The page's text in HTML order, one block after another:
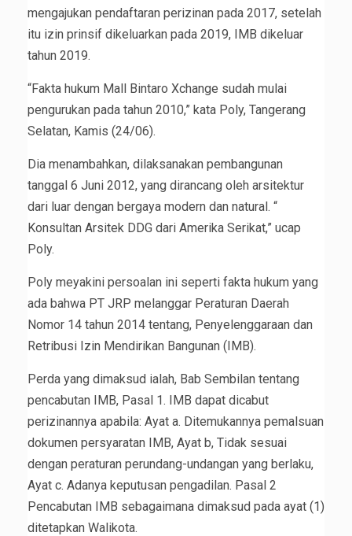
mengajukan pendaftaran perizinan pada 2017, setelah
itu izin prinsif dikeluarkan pada 2019, IMB dikeluar
tahun 2019.
“Fakta hukum Mall Bintaro Xchange sudah mulai
pengurukan pada tahun 2010,” kata Poly, Tangerang
Selatan, Kamis (24/06).
Dia menambahkan, dilaksanakan pembangunan
tanggal 6 Juni 2012, yang dirancang oleh arsitektur
dari luar dengan bergaya modern dan natural. “
Konsultan Arsitek DDG dari Amerika Serikat,” ucap
Poly.
Poly meyakini persoalan ini seperti fakta hukum yang
ada bahwa PT JRP melanggar Peraturan Daerah
Nomor 14 tahun 2014 tentang, Penyelenggaraan dan
Retribusi Izin Mendirikan Bangunan (IMB).
Perda yang dimaksud ialah, Bab Sembilan tentang
pencabutan IMB, Pasal 1. IMB dapat dicabut
perizinannya apabila: Ayat a. Ditemukannya pemalsuan
dokumen persyaratan IMB, Ayat b, Tidak sesuai
dengan peraturan perundang-undangan yang berlaku,
Ayat c. Adanya keputusan pengadilan. Pasal 2
Pencabutan IMB sebagaimana dimaksud pada ayat (1)
ditetapkan Walikota.